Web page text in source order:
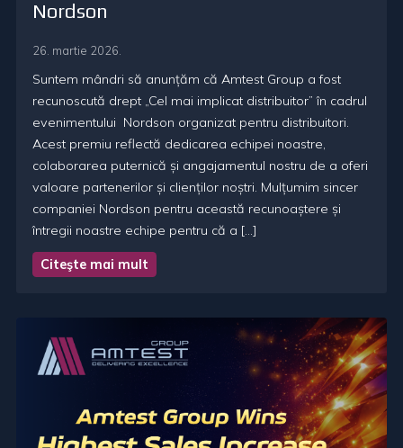
Nordson
26. martie 2026.
Suntem mândri să anunțăm că Amtest Group a fost
recunoscută drept „Cel mai implicat distribuitor” în cadrul
evenimentului Nordson organizat pentru distribuitori.
Acest premiu reflectă dedicarea echipei noastre,
colaborarea puternică și angajamentul nostru de a oferi
valoare partenerilor și clienților noștri. Mulțumim sincer
companiei Nordson pentru această recunoaștere și
întregii noastre echipe pentru că a […]
Citeşte mai mult